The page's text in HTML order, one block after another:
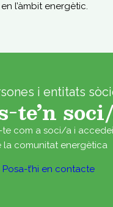
l’àmbit energètic.
i entitats
te’n
te com a soci/a i
la comunitat energètica
Posa-t’hi en contacte